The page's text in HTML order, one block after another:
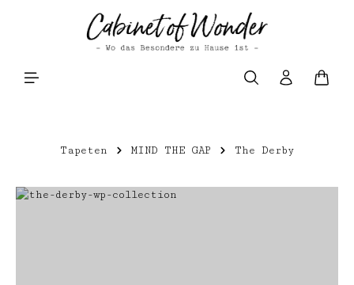
Zum Hauptinhalt springen
Tapeten MIND THE GAP The Derby